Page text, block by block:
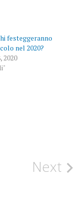
festeggeranno
nel 2020?
2020
Next